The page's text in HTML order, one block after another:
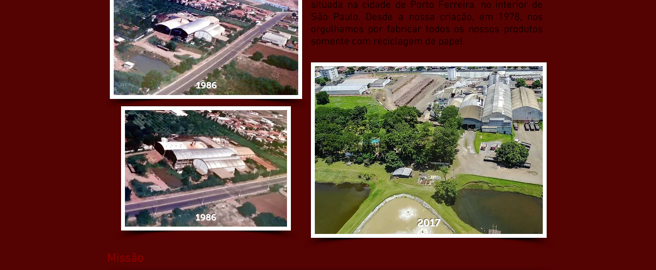
1986
1986
situada na cidade de Porto Ferreira, no interior de
São Paulo. Desde a nossa criação, em 1978, nos
orgulhamos por fabricar todos os nossos produtos
somente com reciclagem de papel.
2017
Missão